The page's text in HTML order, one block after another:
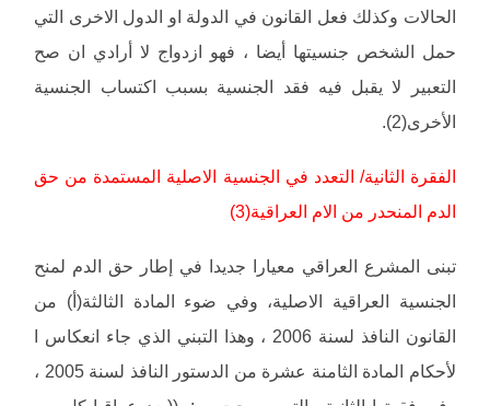
الحالات وكذلك فعل القانون في الدولة او الدول الاخرى التي
حمل الشخص جنسيتها أيضا ، فهو ازدواج لا أرادي ان صح
التعبير لا يقبل فيه فقد الجنسية بسبب اكتساب الجنسية
الأخرى(2).
الفقرة الثانية/ التعدد في الجنسية الاصلية المستمدة من حق
الدم المنحدر من الام العراقية(3)
تبنى المشرع العراقي معيارا جديدا في إطار حق الدم لمنح
الجنسية العراقية الاصلية، وفي ضوء المادة الثالثة(أ) من
القانون النافذ لسنة 2006 ، وهذا التبني الذي جاء انعكاس ا
لأحكام المادة الثامنة عشرة من الدستور النافذ لسنة 2005 ،